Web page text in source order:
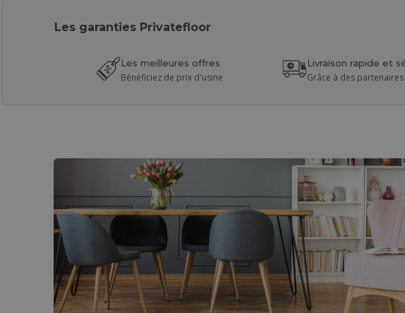
Les garanties Privatefloor
Les meilleures offres
Bénéficiez de prix d'usine
Livraison rapide et
Grâce à des